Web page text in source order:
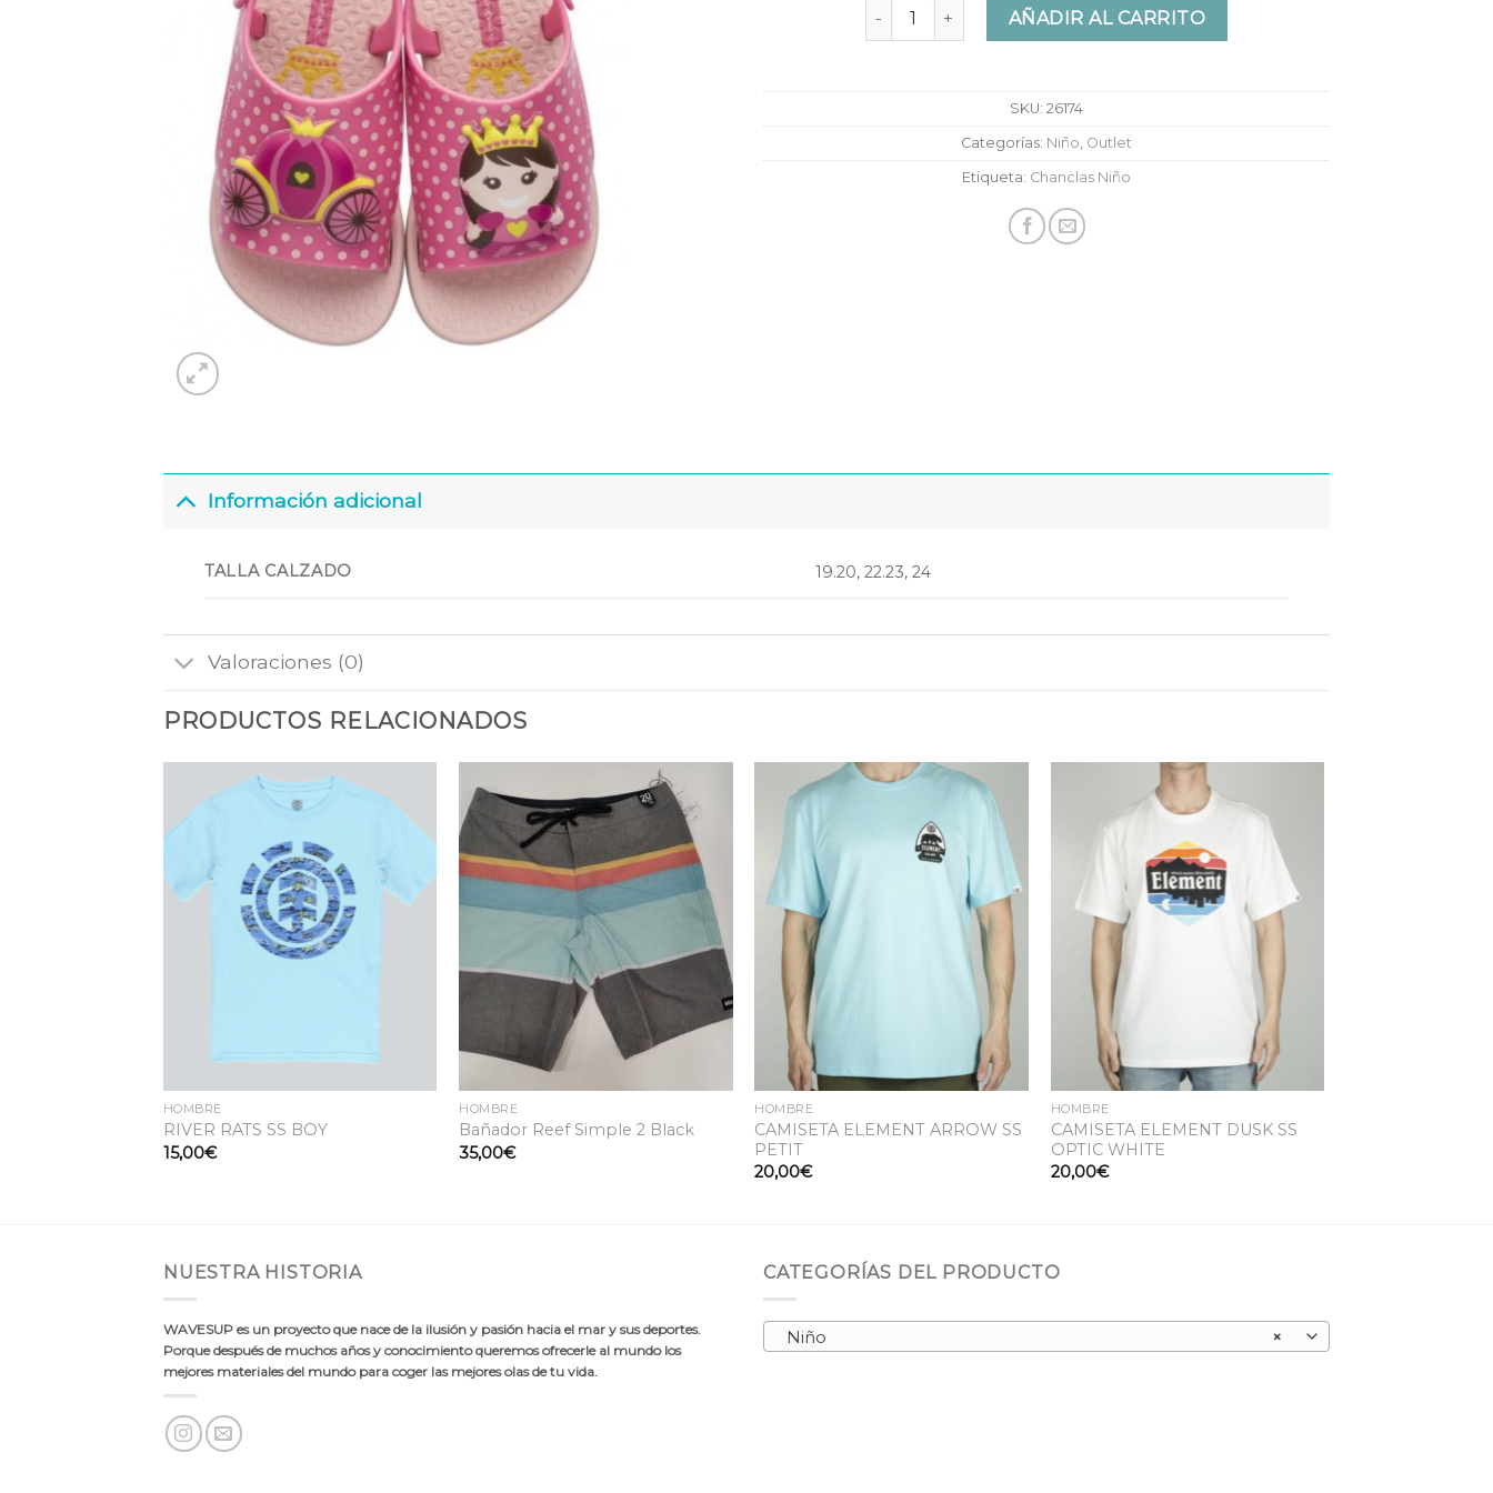
CHANCLAS Ipanema Dreams Baby cantidad
AÑADIR AL CARRITO
SKU: 26174
Categorías: Niño Outlet
Etiqueta: Chanclas Niño
Información adicional
TALLA CALZADO 19.20, 22.23, 24
Valoraciones (0)
PRODUCTOS RELACIONADOS
Añadir
deseos
HOMBRE
RIVER RATS SS BOY
15,00€
Añadir
a la
lista
de
deseos
HOMBRE
Bañador Reef Simple 2 Black
35,00€
Añadir
HOMBRE
CAMISETA ELEMENT ARROW SS
PETIT
20,00€
Añadir
a la
lista
de
deseos
HOMBRE
CAMISETA ELEMENT DUSK SS
OPTIC WHITE
20,00€
NUESTRA HISTORIA
WAVESUP es un proyecto que nace de la ilusión y pasión hacia el mar y sus deportes.
Porque después de muchos años y conocimiento queremos ofrecerle al mundo los
mejores materiales del mundo para coger las mejores olas de tu vida.
CATEGORÍAS DEL PRODUCTO
×
Niño